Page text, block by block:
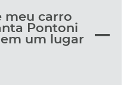
meu carro
Pontoni
um lugar